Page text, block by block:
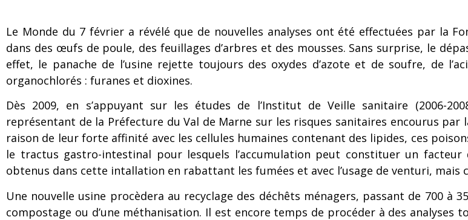
Le Monde du 7 février a révélé que de nouvelles analyses ont été effectuées par la
dans des œufs de poule, des feuillages d’arbres et des mousses. Sans surprise, le
effet, le panache de l’usine rejette toujours des oxydes d’azote et de soufre, de
organochlorés : furanes et dioxines.
Dès 2009, en s’appuyant sur les études de l’Institut de Veille sanitaire (2006-
représentant de la Préfecture du Val de Marne sur les risques sanitaires encourus
raison de leur forte affinité avec les cellules humaines contenant des lipides, ces
le tractus gastro-intestinal pour lesquels l’accumulation peut constituer un facteur
obtenus dans cette intallation en rabattant les fumées et avec l’usage de venturi, mais
Une nouvelle usine procèdera au recyclage des déchêts ménagers, passant de 700 à
compostage ou d’une méthanisation. Il est encore temps de procéder à des analyses